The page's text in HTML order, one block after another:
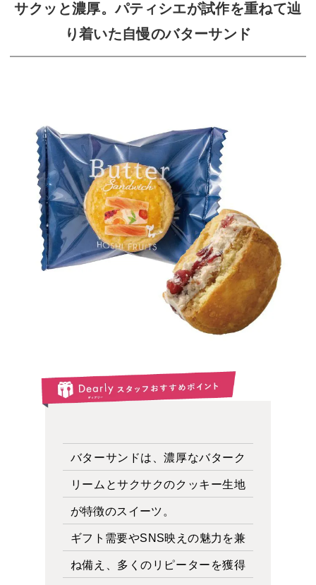
サクッと濃厚。パティシエが試作を重ねて辿
り着いた自慢のバターサンド
バターサンドは、濃厚なバターク
リームとサクサクのクッキー生地
が特徴のスイーツ。
ギフト需要やSNS映えの魅力を兼
ね備え、多くのリピーターを獲得